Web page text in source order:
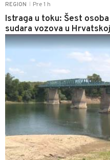
REGION Pre 1 h
Istraga u toku: Šest
sudara vozova u Hrvatskoj